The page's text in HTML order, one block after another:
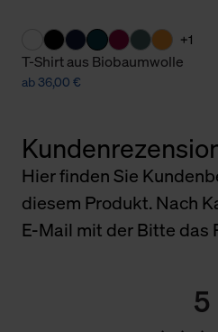
+1
T-Shirt aus Biobaumwolle
ab 36,00 €
Hier finden Sie
diesem Produkt. Nach
E-Mail mit der Bitte das
5